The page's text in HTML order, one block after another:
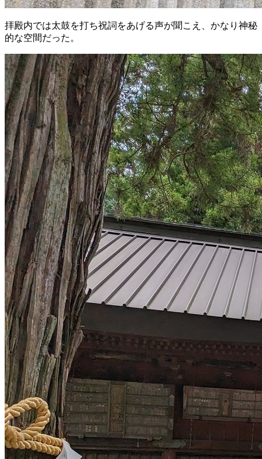
拝殿内では太鼓を打ち祝詞をあげる声が聞こえ、かなり神秘
的な空間だった。